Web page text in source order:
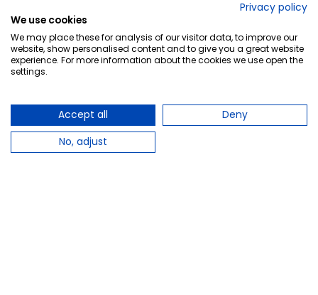
Privacy policy
We use cookies
We may place these for analysis of our visitor data, to improve our
website, show personalised content and to give you a great website
experience. For more information about the cookies we use open the
settings.
Accept all
Deny
No, adjust